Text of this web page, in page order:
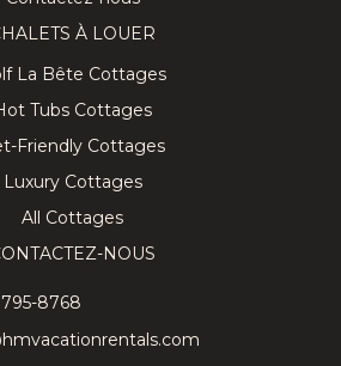
À LOUER
La Bête Cottages
Tubs Cottages
Friendly Cottages
Luxury Cottages
All Cottages
NOUS
8768